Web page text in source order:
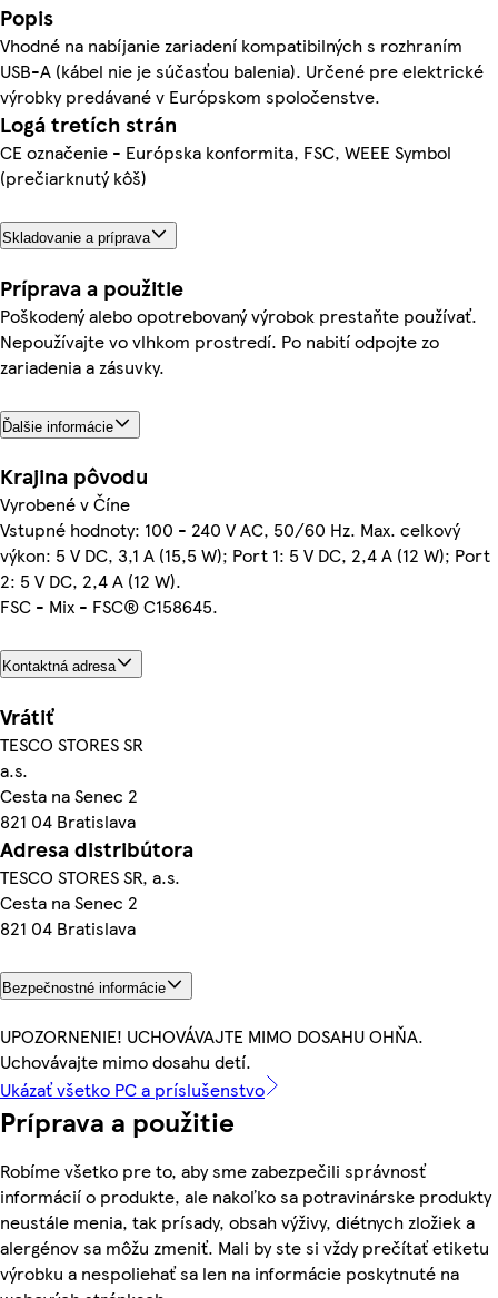
Popis
Vhodné na nabíjanie zariadení kompatibilných s rozhraním
USB-A (kábel nie je súčasťou balenia). Určené pre elektrické
výrobky predávané v Európskom spoločenstve.
Logá tretích strán
CE označenie - Európska konformita, FSC, WEEE Symbol
(prečiarknutý kôš)
Skladovanie a príprava
Príprava a použitie
Poškodený alebo opotrebovaný výrobok prestaňte používať.
Nepoužívajte vo vlhkom prostredí. Po nabití odpojte zo
zariadenia a zásuvky.
Ďalšie informácie
Krajina pôvodu
Vyrobené v Číne
Vstupné hodnoty: 100 - 240 V AC, 50/60 Hz. Max. celkový
výkon: 5 V DC, 3,1 A (15,5 W); Port 1: 5 V DC, 2,4 A (12 W); Port
2: 5 V DC, 2,4 A (12 W).
FSC - Mix - FSC® C158645.
Kontaktná adresa
Vrátiť
TESCO STORES SR
a.s.
Cesta na Senec 2
821 04 Bratislava
Adresa distribútora
TESCO STORES SR, a.s.
Cesta na Senec 2
821 04 Bratislava
Bezpečnostné informácie
UPOZORNENIE! UCHOVÁVAJTE MIMO DOSAHU OHŇA.
Uchovávajte mimo dosahu detí.
Ukázať všetko PC a príslušenstvo
Príprava a použitie
Robíme všetko pre to, aby sme zabezpečili správnosť
informácií o produkte, ale nakoľko sa potravinárske produkty
neustále menia, tak prísady, obsah výživy, diétnych zložiek a
alergénov sa môžu zmeniť. Mali by ste si vždy prečítať etiketu
výrobku a nespoliehať sa len na informácie poskytnuté na